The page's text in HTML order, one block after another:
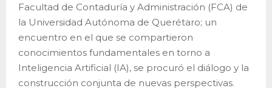
Facultad de Contaduría y Administración (FCA) de
la Universidad Autónoma de Querétaro; un
encuentro en el que se compartieron
conocimientos fundamentales en torno a
Inteligencia Artificial (IA), se procuró el diálogo y la
construcción conjunta de nuevas perspectivas.